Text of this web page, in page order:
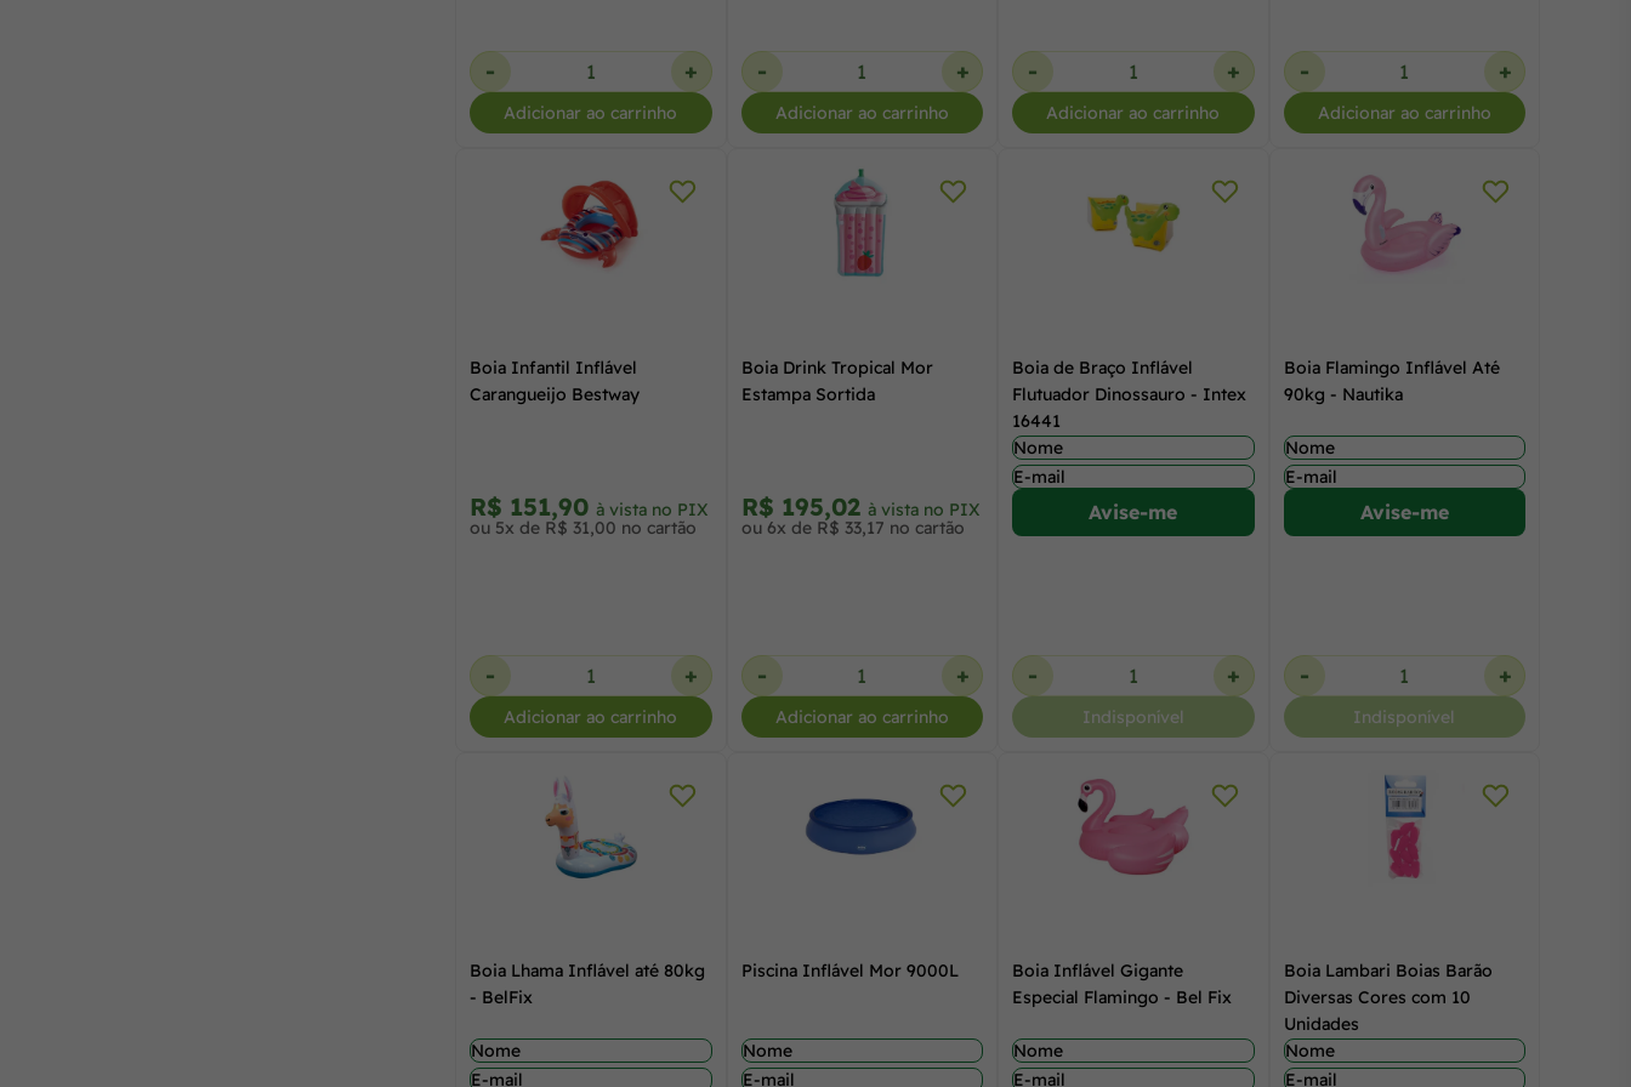
- +
Adicionar ao carrinho
- +
Adicionar ao carrinho
- +
Adicionar ao carrinho
- +
Adicionar ao carrinho
Boia Infantil Inflável
Carangueijo Bestway
R$ 151,90 à vista no PIX
ou 5x de R$ 31,00 no cartão
- +
Adicionar ao carrinho
Boia Drink Tropical Mor
Estampa Sortida
R$ 195,02 à vista no PIX
ou 6x de R$ 33,17 no cartão
- +
Adicionar ao carrinho
Boia de Braço Inflável
Flutuador Dinossauro - Intex
16441
Avise-me
- +
Indisponível
Boia Flamingo Inflável Até
90kg - Nautika
Avise-me
- +
Indisponível
Boia Lhama Inflável até 80kg
- BelFix
Piscina Inflável Mor 9000L
Boia Inflável Gigante
Especial Flamingo - Bel Fix
Boia Lambari Boias Barão
Diversas Cores com 10
Unidades